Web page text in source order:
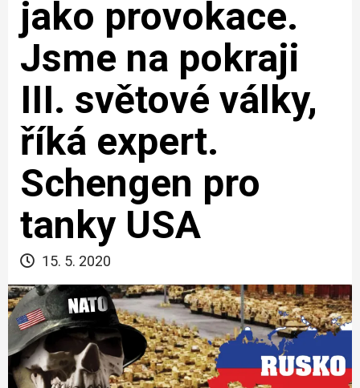
jako provokace.
Jsme na pokraji
III. světové války,
říká expert.
Schengen pro
tanky USA
15. 5. 2020